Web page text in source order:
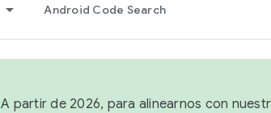
Android Code Search
A partir de 2026, para alinearnos con